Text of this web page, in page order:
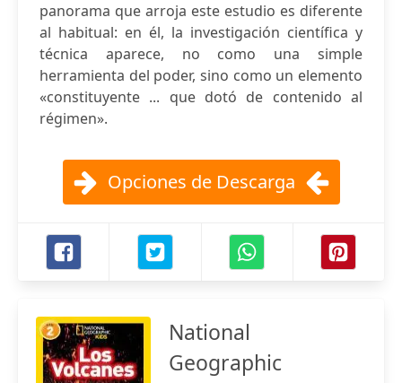
panorama que arroja este estudio es diferente
al habitual: en él, la investigación científica y
técnica aparece, no como una simple
herramienta del poder, sino como un elemento
«constituyente ... que dotó de contenido al
régimen».
Opciones de Descarga
National
Geographic